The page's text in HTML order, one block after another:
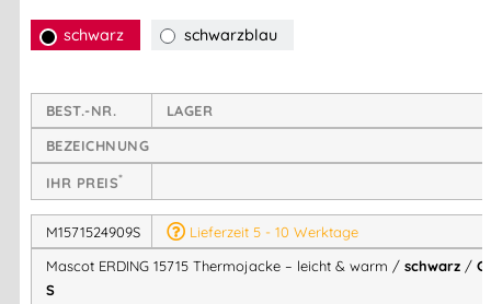
maximale Bewegungsfreiheit.
Sichtbarkeit bei schlechten Lichtverhältnissen, während der
Tragekomfort deutlich erhöhen.
Highlights & Vorteile:
CLIMASCOT® Lightweight Insulation:
Wärmt effektiv bei minimalem Gewicht
Atmungsaktiv, weich & komprimierbar – perfekt
BEST.-NR.
LAGER
BEZEICHNUNG
IHR PREIS*
M1571524909S
Lieferzeit 5 - 10 Werktage
Mascot ERDING 15715 Thermojacke – leicht & warm / schwarz/
S
schwarz schwarzblau